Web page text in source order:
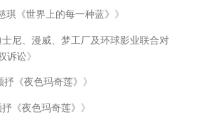
琪《世界上的每一种蓝》 》
士尼、漫威、梦工厂及环球影业联合对
诉讼》
抒《夜色玛奇莲》 》
抒《夜色玛奇莲》 》